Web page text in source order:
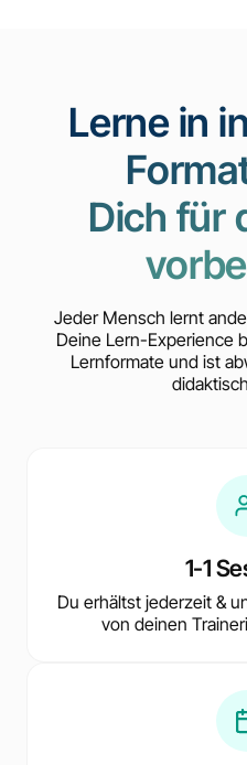
Lerne in
Dich für
Jeder Mensch lernt
Deine Lern-Experience
Lernformate und ist
1-1
Du erhältst jederzeit &
von deinen